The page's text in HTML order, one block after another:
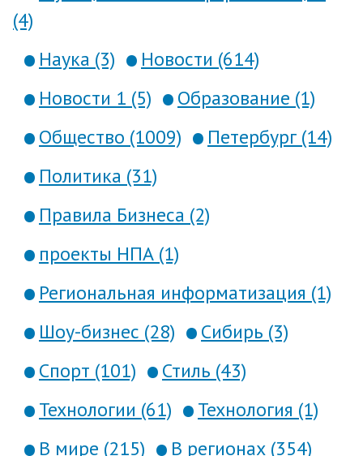
(4)
Наука (3)
Новости (614)
Новости 1 (5)
Образование (1)
Общество (1009)
Петербург (14)
Политика (31)
Правила Бизнеса (2)
проекты НПА (1)
Региональная информатизация (1)
Шоу-бизнес (28)
Сибирь (3)
Спорт (101)
Стиль (43)
Технологии (61)
Технология (1)
В мире (215)
В регионах (354)